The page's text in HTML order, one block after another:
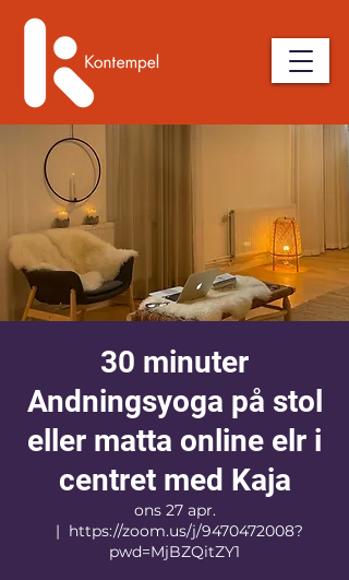
30 minuter
Andningsyoga på stol
eller matta online elr i
centret med Kaja
ons 27 apr.
  |
https://zoom.us/j/9470472008?
pwd=MjBZQitZY1